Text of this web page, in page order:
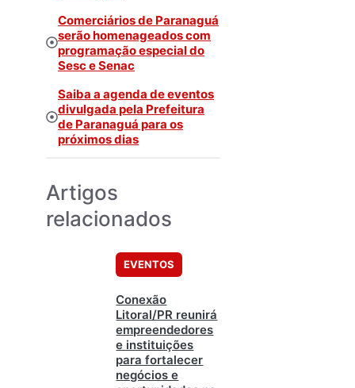
Comerciários de Paranaguá
serão homenageados com
programação especial do
Sesc e Senac
Saiba a agenda de eventos
divulgada pela Prefeitura
de Paranaguá para os
próximos dias
Artigos
relacionados
EVENTOS
Conexão
Litoral/PR reunirá
empreendedores
e instituições
para fortalecer
negócios e